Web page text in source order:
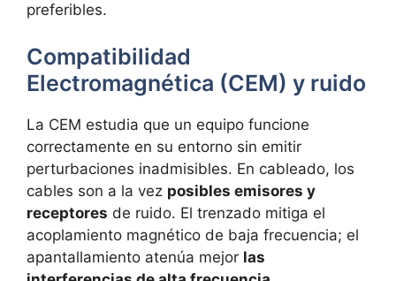
preferibles.
Compatibilidad
Electromagnética (CEM) y ruido
La CEM estudia que un equipo funcione
correctamente en su entorno sin emitir
perturbaciones inadmisibles. En cableado, los
cables son a la vez posibles emisores y
receptores de ruido. El trenzado mitiga el
acoplamiento magnético de baja frecuencia; el
apantallamiento atenúa mejor las